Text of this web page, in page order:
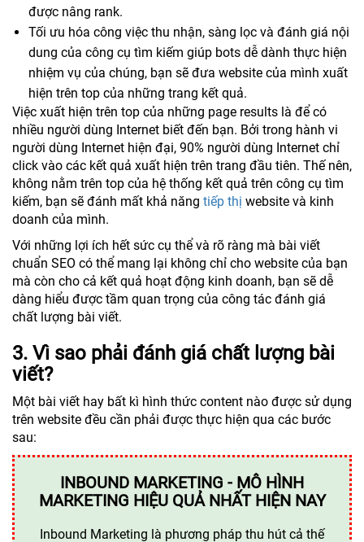
được nâng rank.
Tối ưu hóa công việc thu nhận, sàng lọc và đánh giá nội
dung của công cụ tìm kiếm giúp bots dễ dành thực hiện
nhiệm vụ của chúng, bạn sẽ đưa website của mình xuất
hiện trên top của những trang kết quả.
Việc xuất hiện trên top của những page results là để có
nhiều người dùng Internet biết đến bạn. Bởi trong hành vi
người dùng Internet hiện đại, 90% người dùng Internet chỉ
click vào các kết quả xuất hiện trên trang đầu tiên. Thế nên,
không nằm trên top của hệ thống kết quả trên công cụ tìm
kiếm, bạn sẽ đánh mất khả năng tiếp thị website và kinh
doanh của mình.
Với những lợi ích hết sức cụ thể và rõ ràng mà bài viết
chuẩn SEO có thể mang lại không chỉ cho website của bạn
mà còn cho cả kết quả hoạt động kinh doanh, bạn sẽ dễ
dàng hiểu được tầm quan trọng của công tác đánh giá
chất lượng bài viết.
​3. Vì sao phải đánh giá chất lượng bài
viết?
Một bài viết hay bất kì hình thức content nào được sử dụng
trên website đều cần phải được thực hiện qua các bước
sau:
INBOUND MARKETING - MÔ HÌNH
MARKETING HIỆU QUẢ NHẤT HIỆN NAY
Inbound Marketing là phương pháp thu hút cả thế